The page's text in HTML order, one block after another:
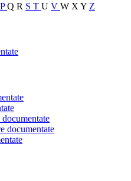
PQ R S T U V W X Y Z
documentate
documentate